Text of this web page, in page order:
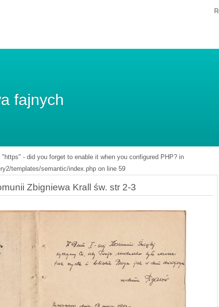
fajnych
- did you forget to enable it when you configured PHP? in
templates/semantic/index.php on line 59
Zbigniewa Krall św. str 2-3